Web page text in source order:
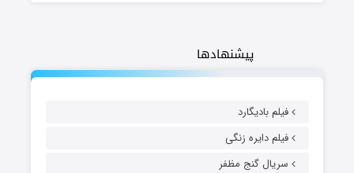
پیشنهادها
فیلم بادیگارد
فیلم دایره زنگی
سریال گنج مظفر